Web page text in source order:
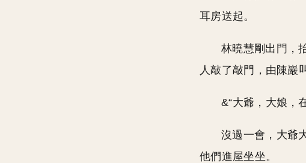
耳房送起。
林曉慧剛出門，
人敲了敲門，由陳巖
&“大爺，大娘，
沒過一會，大爺
他們進屋坐坐。